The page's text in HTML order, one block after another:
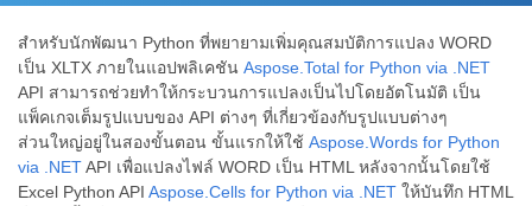
สำหรับนักพัฒนา Python ที่พยายามเพิ่มคุณสมบัติการแปลง WORD
เป็น XLTX ภายในแอปพลิเคชัน Aspose.Total for Python via .NET
API สามารถช่วยทำให้กระบวนการแปลงเป็นไปโดยอัตโนมัติ เป็น
แพ็คเกจเต็มรูปแบบของ API ต่างๆ ที่เกี่ยวข้องกับรูปแบบต่างๆ
ส่วนใหญ่อยู่ในสองขั้นตอน ขั้นแรกให้ใช้ Aspose.Words for Python
via .NETAPI เพื่อแปลงไฟล์ WORD เป็น HTML หลังจากนั้นโดยใช้
Excel Python API Aspose.Cells for Python via .NET ให้บันทึก HTML